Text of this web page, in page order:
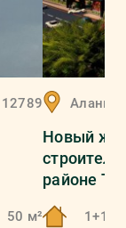
12789
50 м²
Аланья
Новый
районе
1+1,